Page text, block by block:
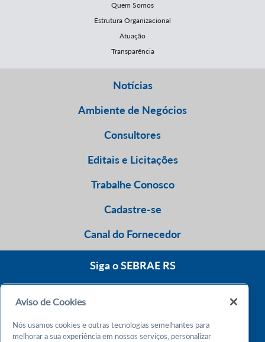
Quem Somos
Estrutura Organizacional
Atuação
Transparência
Notícias
Ambiente de Negócios
Consultores
Editais e Licitações
Trabalhe Conosco
Cadastre-se
Canal do Fornecedor
Siga o SEBRAE RS
Atendimento 24h
Aviso de Cookies
Nós usamos cookies e outras tecnologias semelhantes para
melhorar a sua experiência em nossos serviços, personalizar